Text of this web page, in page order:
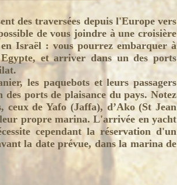
des traversées depuis l'Europe vers
de vous joindre à une croisière
Israël : vous pourrez embarquer à
et arriver dans un des ports
les paquebots et leurs passagers
ports de plaisance du pays. Notez
ceux de Yafo (Jaffa), d’Ako (St Jean
propre marina. L'arrivée en yacht
cependant la réservation d'un
la date prévue, dans la marina de